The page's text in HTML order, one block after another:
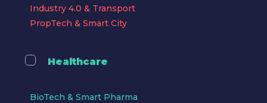
Industry 4.0 & Transport
PropTech & Smart City
Healthcare
BioTech & Smart Pharma